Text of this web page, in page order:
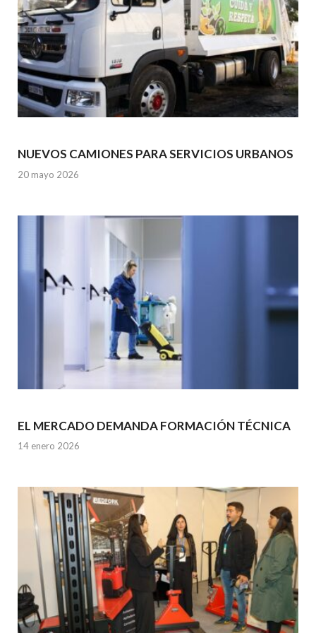
NUEVOS CAMIONES PARA SERVICIOS URBANOS
20 mayo 2026
EL MERCADO DEMANDA FORMACIÓN TÉCNICA
14 enero 2026